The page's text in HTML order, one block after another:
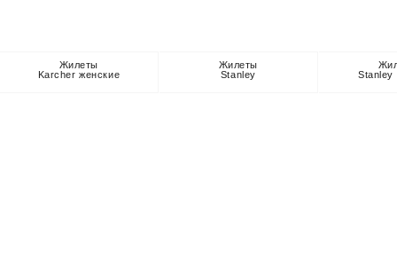
Жилеты
Karcher женские
Жилеты
Stanley
Stanley